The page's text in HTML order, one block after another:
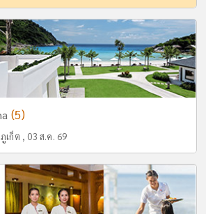
(5)
ภูเก็ต , 03 ส.ค. 69